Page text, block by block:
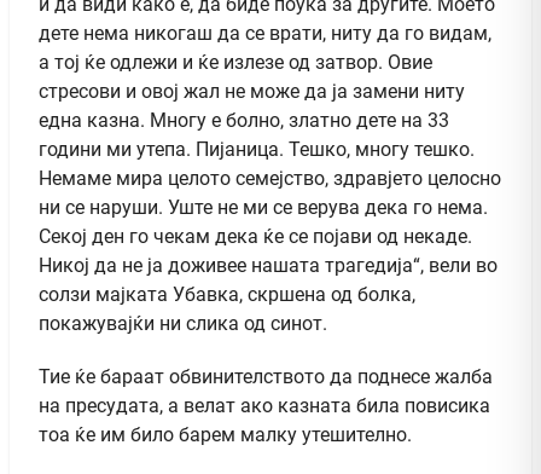
дете нема никогаш да се врати, ниту да го видам,
а тој ќе одлежи и ќе излезе од затвор. Овие
стресови и овој жал не може да ја замени ниту
една казна. Многу е болно, златно дете на 33
години ми утепа. Пијаница. Тешко, многу тешко.
Немаме мира целото семејство, здравјето целосно
ни се наруши. Уште не ми се верува дека го нема.
Секој ден го чекам дека ќе се појави од некаде.
Никој да не ја доживее нашата трагедија“, вели во
солзи мајката Убавка, скршена од болка,
покажувајќи ни слика од синот.
Тие ќе бараат обвинителството да поднесе жалба
на пресудата, а велат ако казната била повисика
тоа ќе им било барем малку утешително.